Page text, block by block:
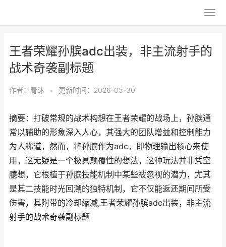
王者荣耀孙膑adc出装，非主流射手的
战术奇袭副标题
作者： 青沐 • 更新时间：2026-05-30
摘要：打破常规的战术构想在王者荣耀的战场上，孙膑通
常以辅助的形象深入人心，其强大的团队增益和控制能力
为人称道，然而，将孙膑作为adc，即物理输出核心来使
用，这无疑是一个极具颠覆性的想法，这种玩法并非凭空
臆想，它根植于孙膑技能机制中某些被忽视的潜力，尤其
是其二技能时光回溯的独特机制，它不仅能返还期间所受
伤害，其附带的冷却缩减,王者荣耀孙膑adc出装，非主流
射手的战术奇袭副标题